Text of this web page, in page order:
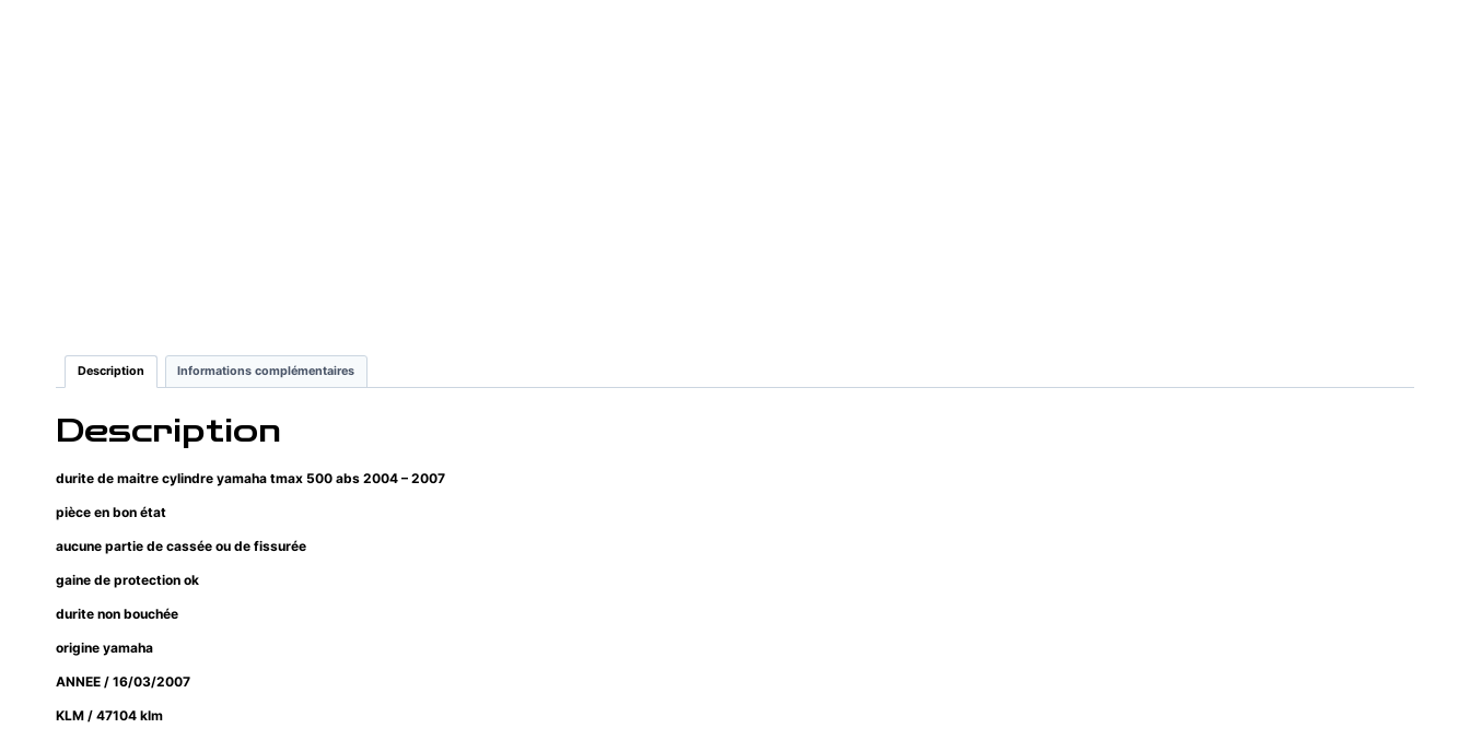
Description Informations complémentaires
Description
durite de maitre cylindre yamaha tmax 500 abs 2004 – 2007
pièce en bon état
aucune partie de cassée ou de fissurée
gaine de protection ok
durite non bouchée
origine yamaha
ANNEE / 16/03/2007
KLM / 47104 klm